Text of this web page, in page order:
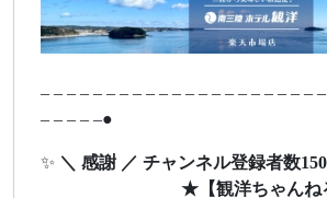
– – – – – – – – – – – – – – – – – – – – –
– – – – –●
✨ ＼ 感謝 ／ チャンネル登録者数
★ 【観洋ちゃんね